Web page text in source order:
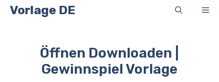
ZumVorlage DE
Öffnen Downloaden |
Gewinnspiel Vorlage